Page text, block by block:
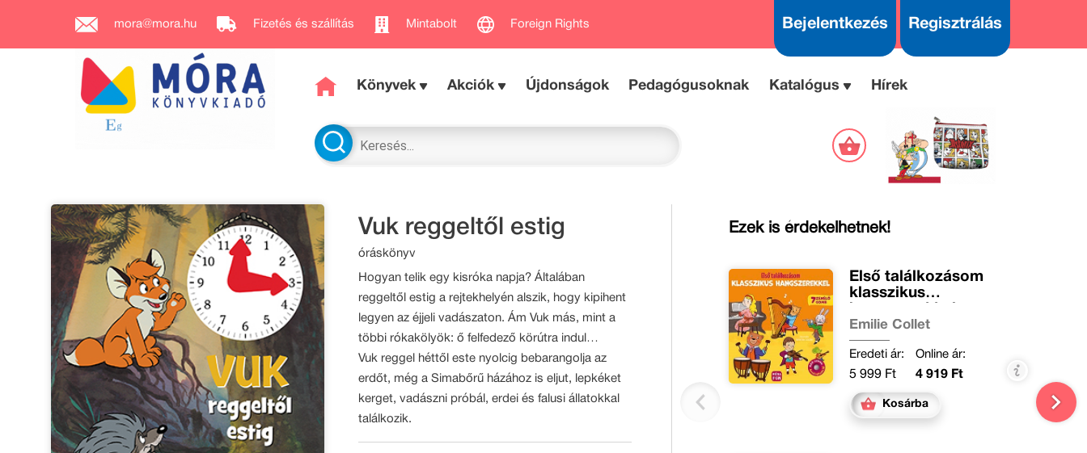
mora@mora.hu Fizetés és szállítás Mintabolt Foreign Rights Bejelentkezés Regisztrálás
Könyvek Akciók Újdonságok Pedagógusoknak Katalógus Hírek
Vuk reggeltől estig
óráskönyv
Hogyan telik egy kisróka napja? Általában
reggeltől estig a rejtekhelyén alszik, hogy kipihent
legyen az éjjeli vadászaton. Ám Vuk más, mint a
többi rókakölyök: ő felfedező körútra indul…
Vuk reggel héttől este nyolcig bebarangolja az
erdőt, még a Simabőrű házához is eljut, lepkéket
kerget, vadászni próbál, erdei és falusi állatokkal
találkozik.
Ezek is érdekelhetnek!
Első találkozásom
klasszikus
Emilie Collet
Eredeti ár:
5 999 Ft
Online ár:
4 919 Ft
Kosárba